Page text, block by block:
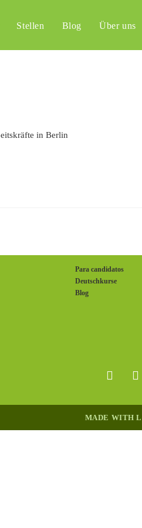
Stellen Blog Über uns
Para candidatos
Deutschkurse
Blog
MADE WITH